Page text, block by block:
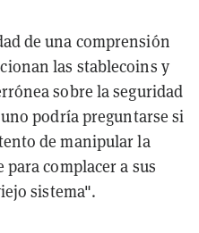
de una comprensión
las stablecoins y
sobre la seguridad
podría preguntarse si
de manipular la
complacer a sus
sistema".